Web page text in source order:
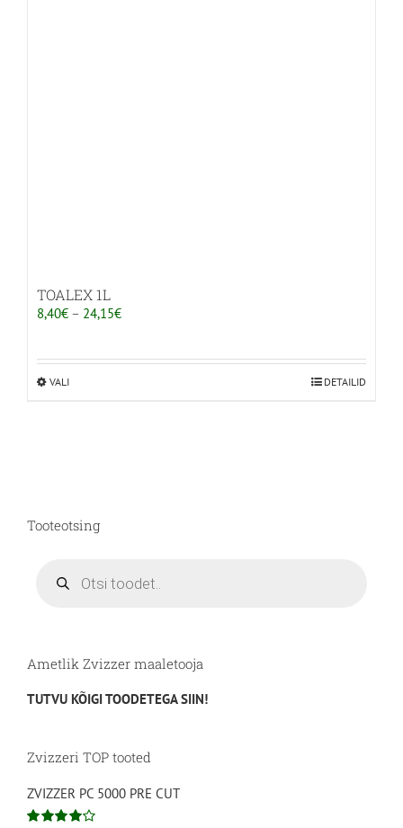
TOALEX 1L
8,40€ – 24,15€Hinnavahemik:
kuni
VALISellel
saab
DETAILID
Tooteotsing
search
Ametlik Zvizzer maaletooja
TUTVU KÕIGI TOODETEGA SIIN!
Zvizzeri TOP tooted
ZVIZZER PC 5000 PRE CUT